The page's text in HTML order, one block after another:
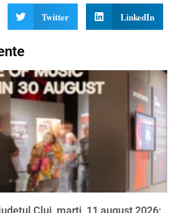
Twitter LinkedIn